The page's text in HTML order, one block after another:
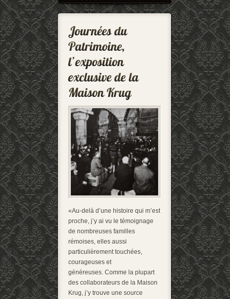
«Au-delà d’une histoire qui m’est
proche, j’y ai vu le témoignage
de nombreuses familles
rémoises, elles aussi
particulièrement touchées,
courageuses et
généreuses. Comme la plupart
des collaborateurs de la Maison
Krug, j’y trouve une source